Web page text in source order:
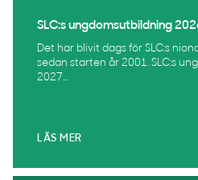
SLC:s ungdomsutbildning
Det har blivit dags för SLC:s
sedan starten år 2001. SLC:s
2027...
LÄS MER